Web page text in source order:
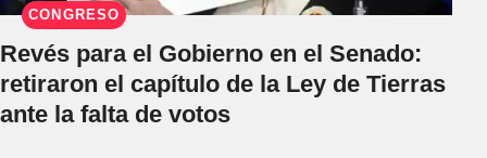
CONGRESO
Revés para el Gobierno en el Senado:
retiraron el capítulo de la Ley de Tierras
ante la falta de votos